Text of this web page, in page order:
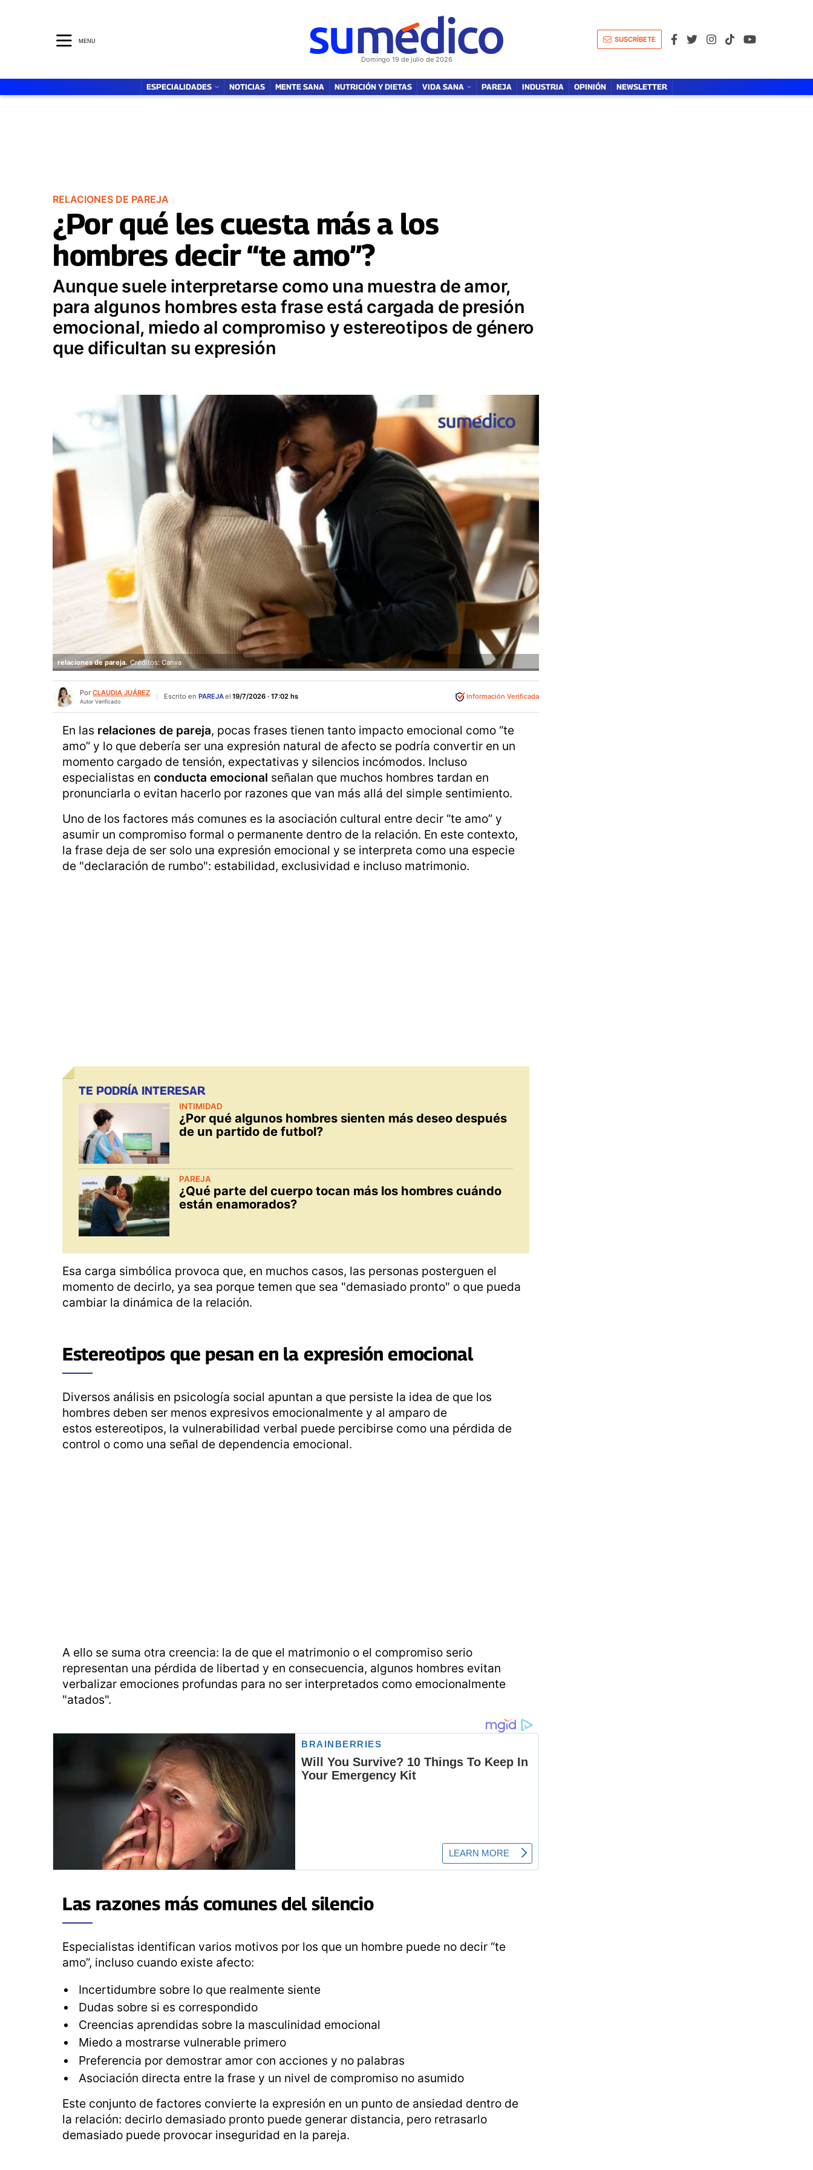
MENU
Domingo 19 de julio de 2026
SUSCRÍBETE
ESPECIALIDADES NOTICIAS MENTE SANA NUTRICIÓN Y DIETAS VIDA SANA PAREJA INDUSTRIA OPINIÓN NEWSLETTER
RELACIONES DE PAREJA
¿Por qué les cuesta más a los
hombres decir “te amo”?
Aunque suele interpretarse como una muestra de amor,
para algunos hombres esta frase está cargada de presión
emocional, miedo al compromiso y estereotipos de género
que dificultan su expresión
relaciones de pareja. Créditos: Canva
Por CLAUDIA JUÁREZ
Autor Verificado
Escrito en PAREJAel 19/7/2026 · 17:02 hs Información Verificada
En las relaciones de pareja, pocas frases tienen tanto impacto emocional como “te
amo” y lo que debería ser una expresión natural de afecto se podría convertir en un
momento cargado de tensión, expectativas y silencios incómodos. Incluso
especialistas en conducta emocional señalan que muchos hombres tardan en
pronunciarla o evitan hacerlo por razones que van más allá del simple sentimiento.
Uno de los factores más comunes es la asociación cultural entre decir “te amo” y
asumir un compromiso formal o permanente dentro de la relación. En este contexto,
la frase deja de ser solo una expresión emocional y se interpreta como una especie
de "declaración de rumbo": estabilidad, exclusividad e incluso matrimonio.
TE PODRÍA INTERESAR
INTIMIDAD
¿Por qué algunos hombres sienten más deseo después
de un partido de futbol?
PAREJA
¿Qué parte del cuerpo tocan más los hombres cuándo
están enamorados?
Esa carga simbólica provoca que, en muchos casos, las personas posterguen el
momento de decirlo, ya sea porque temen que sea "demasiado pronto" o que pueda
cambiar la dinámica de la relación.
Estereotipos que pesan en la expresión emocional
Diversos análisis en psicología social apuntan a que persiste la idea de que los
hombres deben ser menos expresivos emocionalmente y al amparo de
estos estereotipos, la vulnerabilidad verbal puede percibirse como una pérdida de
control o como una señal de dependencia emocional.
A ello se suma otra creencia: la de que el matrimonio o el compromiso serio
representan una pérdida de libertad y en consecuencia, algunos hombres evitan
verbalizar emociones profundas para no ser interpretados como emocionalmente
"atados".
Las razones más comunes del silencio
Especialistas identifican varios motivos por los que un hombre puede no decir “te
amo”, incluso cuando existe afecto:
Incertidumbre sobre lo que realmente siente
Dudas sobre si es correspondido
Creencias aprendidas sobre la masculinidad emocional
Miedo a mostrarse vulnerable primero
Preferencia por demostrar amor con acciones y no palabras
Asociación directa entre la frase y un nivel de compromiso no asumido
Este conjunto de factores convierte la expresión en un punto de ansiedad dentro de
la relación: decirlo demasiado pronto puede generar distancia, pero retrasarlo
demasiado puede provocar inseguridad en la pareja.